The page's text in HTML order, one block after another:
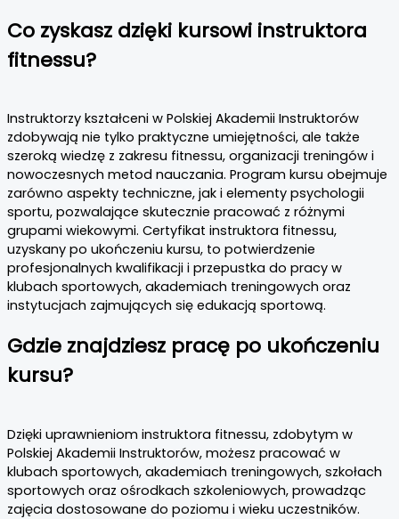
Co zyskasz dzięki kursowi instruktora
fitnessu?
Instruktorzy kształceni w Polskiej Akademii Instruktorów
zdobywają nie tylko praktyczne umiejętności, ale także
szeroką wiedzę z zakresu fitnessu, organizacji treningów i
nowoczesnych metod nauczania. Program kursu obejmuje
zarówno aspekty techniczne, jak i elementy psychologii
sportu, pozwalające skutecznie pracować z różnymi
grupami wiekowymi. Certyfikat instruktora fitnessu,
uzyskany po ukończeniu kursu, to potwierdzenie
profesjonalnych kwalifikacji i przepustka do pracy w
klubach sportowych, akademiach treningowych oraz
instytucjach zajmujących się edukacją sportową.
Gdzie znajdziesz pracę po ukończeniu
kursu?
Dzięki uprawnieniom instruktora fitnessu, zdobytym w
Polskiej Akademii Instruktorów, możesz pracować w
klubach sportowych, akademiach treningowych, szkołach
sportowych oraz ośrodkach szkoleniowych, prowadząc
zajęcia dostosowane do poziomu i wieku uczestników.